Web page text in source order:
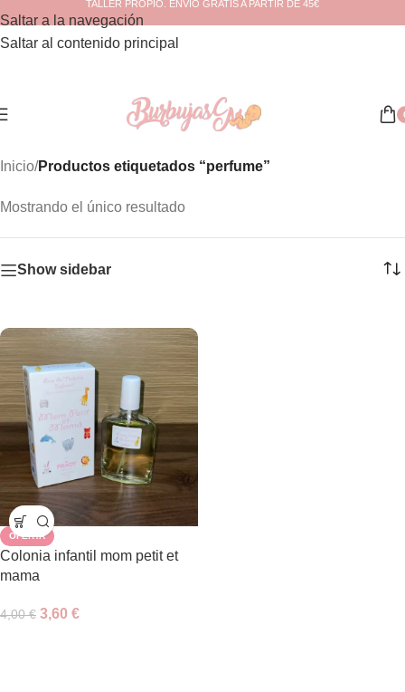
Saltar a la navegación
Saltar al contenido principal
TALLER PROPIO. ENVÍO GRATIS A PARTIR DE 45€
Inicio/Productos etiquetados “perfume”
Mostrando el único resultado
Show sidebar
OFERTA
Colonia infantil mom petit et
mama
4,00€ 3,60 €